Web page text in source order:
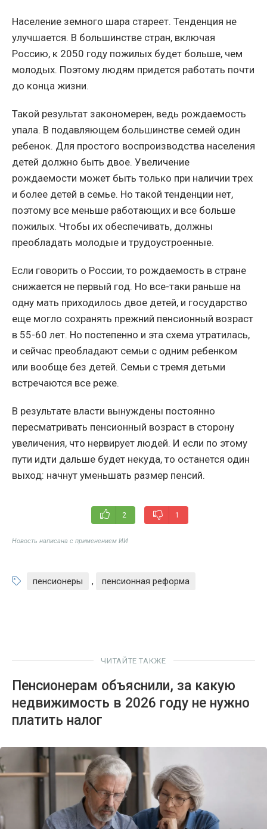
Население земного шара стареет. Тенденция не
улучшается. В большинстве стран, включая
Россию, к 2050 году пожилых будет больше, чем
молодых. Поэтому людям придется работать почти
до конца жизни.
Такой результат закономерен, ведь рождаемость
упала. В подавляющем большинстве семей один
ребенок. Для простого воспроизводства населения
детей должно быть двое. Увеличение
рождаемости может быть только при наличии трех
и более детей в семье. Но такой тенденции нет,
поэтому все меньше работающих и все больше
пожилых. Чтобы их обеспечивать, должны
преобладать молодые и трудоустроенные.
Если говорить о России, то рождаемость в стране
снижается не первый год. Но все-таки раньше на
одну мать приходилось двое детей, и государство
еще могло сохранять прежний пенсионный возраст
в 55-60 лет. Но постепенно и эта схема утратилась,
и сейчас преобладают семьи с одним ребенком
или вообще без детей. Семьи с тремя детьми
встречаются все реже.
В результате власти вынуждены постоянно
пересматривать пенсионный возраст в сторону
увеличения, что нервирует людей. И если по этому
пути идти дальше будет некуда, то останется один
выход: начнут уменьшать размер пенсий.
2 1
Новость написана с применением ИИ
пенсионеры , пенсионная реформа
ЧИТАЙТЕ ТАКЖЕ
Пенсионерам объяснили, за какую
недвижимость в 2026 году не нужно
платить налог